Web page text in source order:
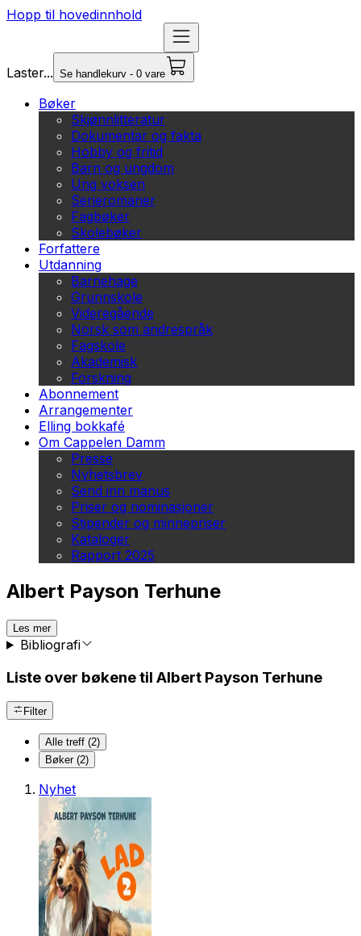
Hopp til hovedinnhold
Laster... Se handlekurv - 0 vare
Bøker
Skjønnlitteratur
Dokumentar og fakta
Hobby og fritid
Barn og ungdom
Ung voksen
Serieromaner
Fagbøker
Skolebøker
Forfattere
Utdanning
Barnehage
Grunnskole
Videregående
Norsk som andrespråk
Fagskole
Akademisk
Forskning
Abonnement
Arrangementer
Elling bokkafé
Om Cappelen Damm
Presse
Nyhetsbrev
Send inn manus
Priser og nominasjoner
Stipender og minnepriser
Kataloger
Rapport 2025
Albert Payson Terhune
Les mer
Bibliografi
Liste over bøkene til Albert Payson Terhune
Filter
Alle treff (2)
Bøker (2)
Nyhet